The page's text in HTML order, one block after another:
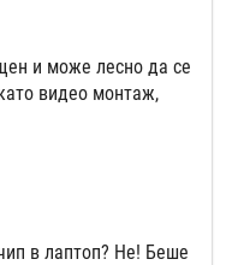
и може лесно да се
видео монтаж,
в лаптоп? Не! Беше